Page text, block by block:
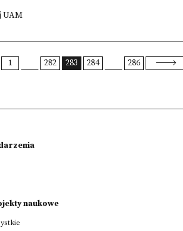
UAM
1 282 283 284 286
naukowe